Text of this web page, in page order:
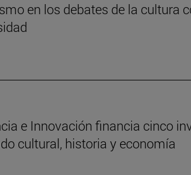
en los debates de la cultura
e Innovación financia cinco
cultural, historia y economía